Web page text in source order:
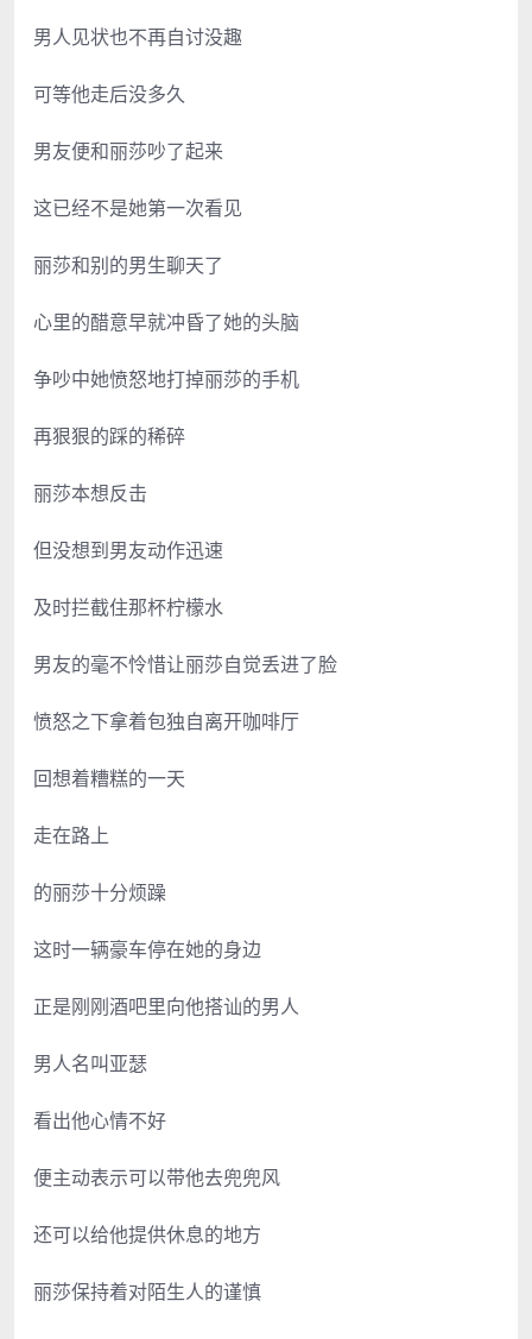
男人见状也不再自讨没趣
可等他走后没多久
男友便和丽莎吵了起来
这已经不是她第一次看见
丽莎和别的男生聊天了
心里的醋意早就冲昏了她的头脑
争吵中她愤怒地打掉丽莎的手机
再狠狠的踩的稀碎
丽莎本想反击
但没想到男友动作迅速
及时拦截住那杯柠檬水
男友的毫不怜惜让丽莎自觉丢进了脸
愤怒之下拿着包独自离开咖啡厅
回想着糟糕的一天
走在路上
的丽莎十分烦躁
这时一辆豪车停在她的身边
正是刚刚酒吧里向他搭讪的男人
男人名叫亚瑟
看出他心情不好
便主动表示可以带他去兜兜风
还可以给他提供休息的地方
丽莎保持着对陌生人的谨慎